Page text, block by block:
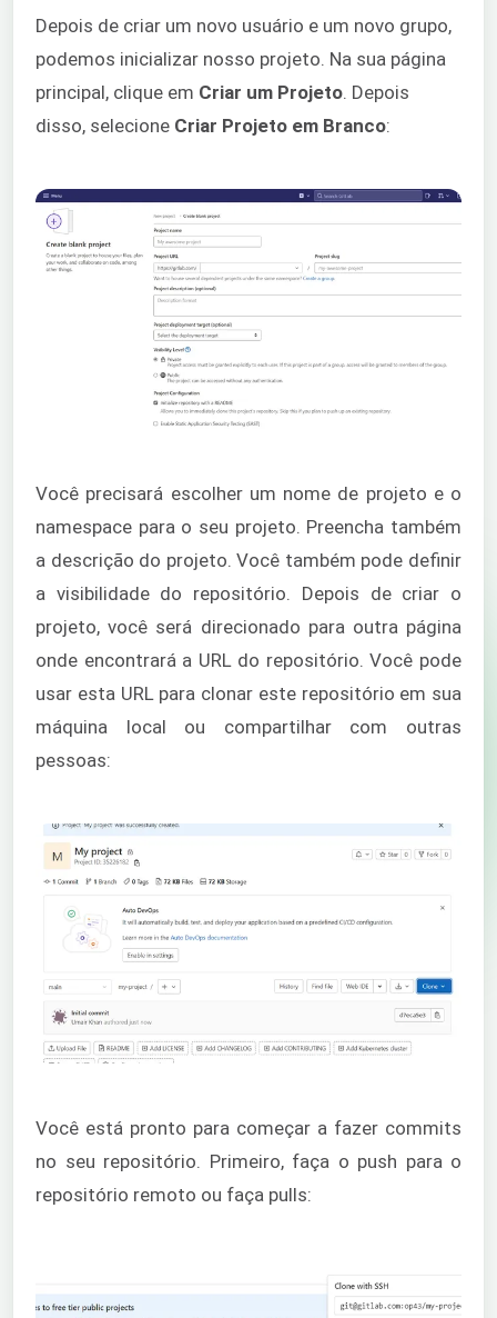
Depois de criar um novo usuário e um novo grupo,
podemos inicializar nosso projeto. Na sua página
principal, clique em Criar um Projeto . Depois
disso, selecione Criar Projeto em Branco:
Você precisará escolher um nome de projeto e o
namespace para o seu projeto. Preencha também
a descrição do projeto. Você também pode definir
a visibilidade do repositório. Depois de criar o
projeto, você será direcionado para outra página
onde encontrará a URL do repositório. Você pode
usar esta URL para clonar este repositório em sua
máquina local ou compartilhar com outras
pessoas:
Você está pronto para começar a fazer commits
no seu repositório. Primeiro, faça o push para o
repositório remoto ou faça pulls: